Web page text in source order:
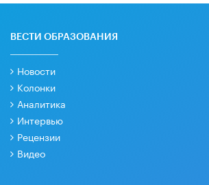
ВЕСТИ ОБРАЗОВАНИЯ
Новости
Колонки
Аналитика
Интервью
Рецензии
Видео